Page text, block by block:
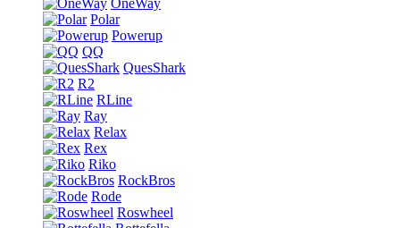
OneWay
Polar
Powerup
QQ
QuesShark
R2
RLine
Ray
Relax
Rex
Riko
RockBros
Rode
Roswheel